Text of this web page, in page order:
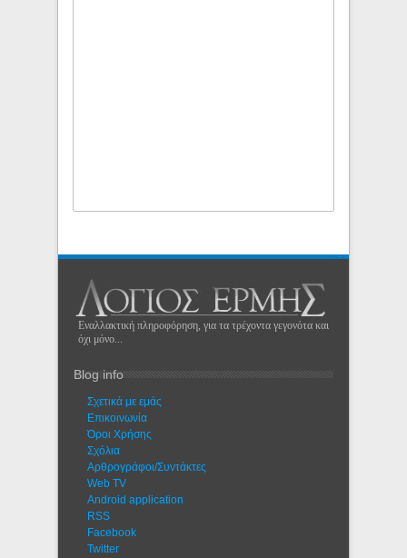
Εναλλακτική πληροφόρηση, για τα τρέχοντα γεγονότα και
όχι μόνο...
Blog info
Σχετικά με εμάς
Eπικοινωνία
Όροι Χρήσης
Σχόλια
Αρθρογράφοι/Συντάκτες
Web TV
Android application
RSS
Facebook
Twitter